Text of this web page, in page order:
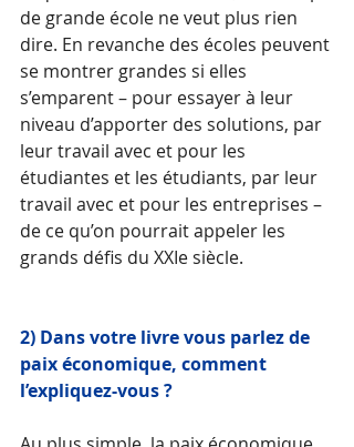
de grande école ne veut plus rien
dire. En revanche des écoles peuvent
se montrer grandes si elles
s’emparent – pour essayer à leur
niveau d’apporter des solutions, par
leur travail avec et pour les
étudiantes et les étudiants, par leur
travail avec et pour les entreprises –
de ce qu’on pourrait appeler les
grands défis du XXIe siècle.
2) Dans votre livre vous parlez de
paix économique, comment
l’expliquez-vous ?